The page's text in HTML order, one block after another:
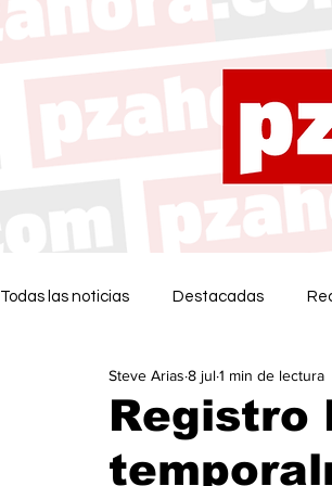
Todas las noticias Destacadas
Registro
Steve Arias 8 jul1 min de lectura